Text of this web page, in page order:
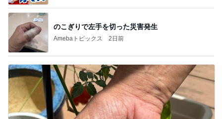
のこぎりで左手を切った災害発生
Amebaトピックス 2日前